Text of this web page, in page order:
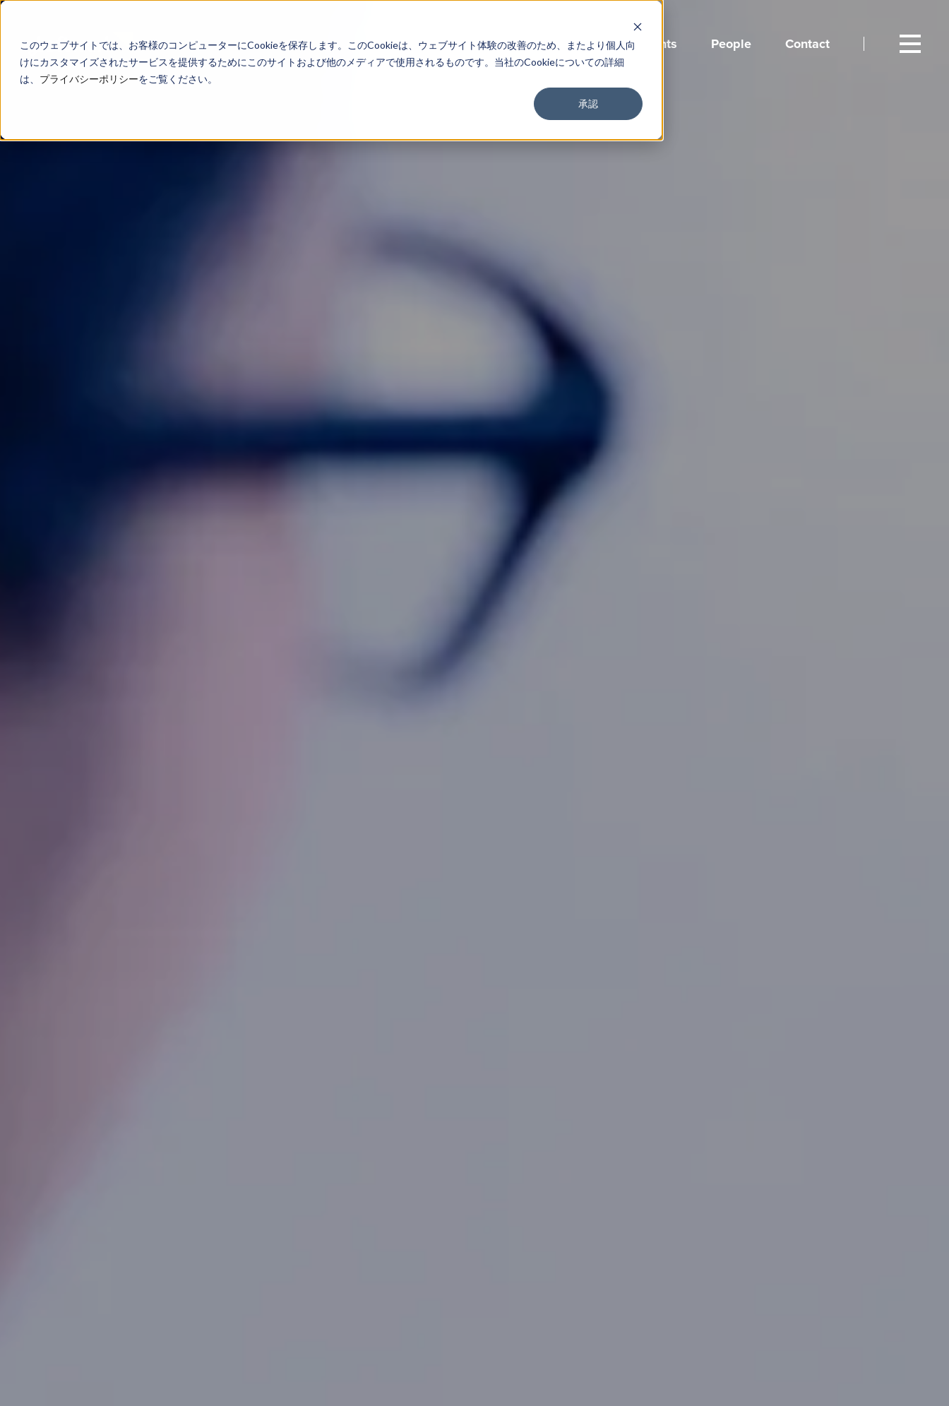
このウェブサイトでは、お客様のコンピューターにCookieを保存します。このCookieは、ウェブサイト体験の改善のため、またより個人向
けにカスタマイズされたサービスを提供するためにこのサイトおよび他のメディアで使用されるものです。当社のCookieについての詳細
は、 プライバシーポリシーをご覧ください。
承認
About Service Work Findings Events People Contact